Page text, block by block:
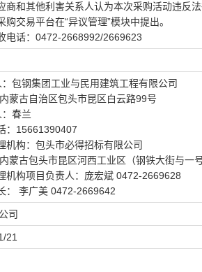
商和其他利害关系人认为本次采购活动违反
购交易平台在“异议管理”模块中提出。
电话：0472-2668992/2669623
包钢集团工业与民用建筑工程有限公司
蒙古自治区包头市昆区白云路99号
春兰
：15661390407
机构：包头市必得招标有限公司
蒙古包头市昆区河西工业区（钢铁大街与一
机构项目负责人：庞宏斌 0472-2669628
： 李广美 0472-2669642
司
21